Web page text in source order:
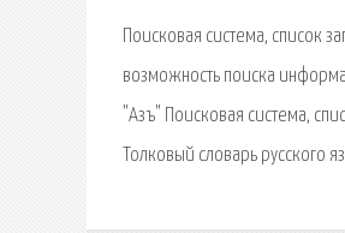
Поисковая сиcтема,
возможность поиска
"Азъ" Поисковая сиcтема,
Толковый словарь русского